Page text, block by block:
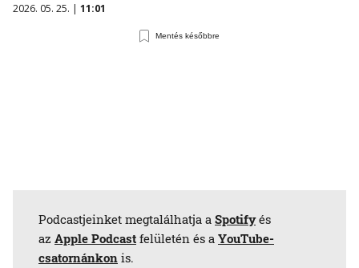
2026. 05. 25. | 11:01
Mentés későbbre
Podcastjeinket megtalálhatja a Spotifyés
az Apple Podcast felületén és a YouTube-
csatornánkon is.